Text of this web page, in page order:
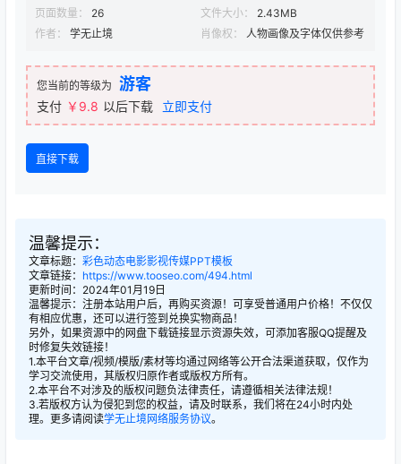
页面数量：
26 文件大小：
2.43MB
作者：
学无止境 肖像权： 人物画像及字体仅供参考
您当前的等级为 游客
支付 ￥9.8 以后下载 立即支付
直接下载
温馨提示：
文章标题： 彩色动态电影影视传媒PPT模板
文章链接： https://www.tooseo.com/494.html
更新时间：2024年01月19日
温馨提示：注册本站用户后，再购买资源！可享受普通用户价格！不仅仅
有相应优惠，还可以进行签到兑换实物商品！
另外，如果资源中的网盘下载链接显示资源失效，可添加客服QQ提醒及
时修复失效链接！
1.本平台文章/视频/模版/素材等均通过网络等公开合法渠道获取，仅作为
学习交流使用，其版权归原作者或版权方所有。
2.本平台不对涉及的版权问题负法律责任，请遵循相关法律法规！
3.若版权方认为侵犯到您的权益，请及时联系，我们将在24小时内处
理。更多请阅读学无止境网络服务协议。